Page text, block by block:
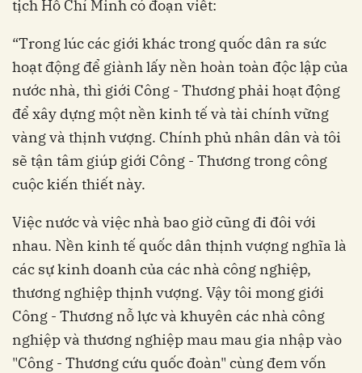
tịch Hồ Chí Minh có đoạn viết:
“Trong lúc các giới khác trong quốc dân ra sức
hoạt động để giành lấy nền hoàn toàn độc lập của
nước nhà, thì giới Công - Thương phải hoạt động
để xây dựng một nền kinh tế và tài chính vững
vàng và thịnh vượng. Chính phủ nhân dân và tôi
sẽ tận tâm giúp giới Công - Thương trong công
cuộc kiến thiết này.
Việc nước và việc nhà bao giờ cũng đi đôi với
nhau. Nền kinh tế quốc dân thịnh vượng nghĩa là
các sự kinh doanh của các nhà công nghiệp,
thương nghiệp thịnh vượng. Vậy tôi mong giới
Công - Thương nỗ lực và khuyên các nhà công
nghiệp và thương nghiệp mau mau gia nhập vào
"Công - Thương cứu quốc đoàn" cùng đem vốn